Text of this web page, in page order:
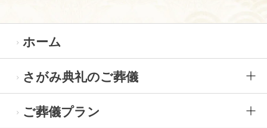
ホーム
さがみ典礼のご葬儀
ご葬儀プラン